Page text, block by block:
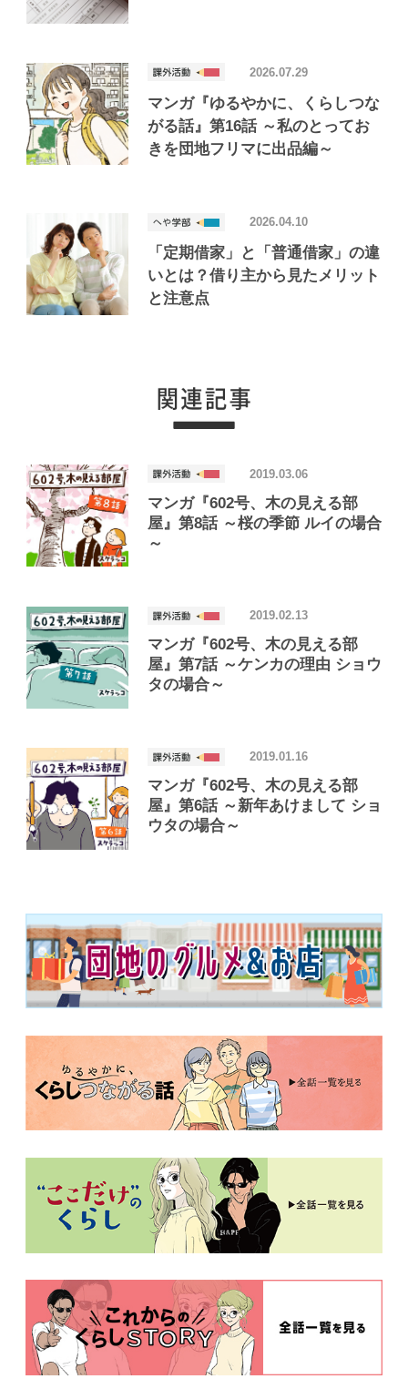
マンガ『ゆるやかに、くらしつな
がる話』第16話 ～私のとってお
きを団地フリマに出品編～
2026.07.29
「定期借家」と「普通借家」の違
いとは？借り主から見たメリット
と注意点
2026.04.10
マンガ『602号、木の見える部
屋』第8話 ～桜の季節 ルイの場合
～
2019.03.06
マンガ『602号、木の見える部
屋』第7話 ～ケンカの理由 ショウ
タの場合～
2019.02.13
マンガ『602号、木の見える部
屋』第6話 ～新年あけまして ショ
ウタの場合～
2019.01.16